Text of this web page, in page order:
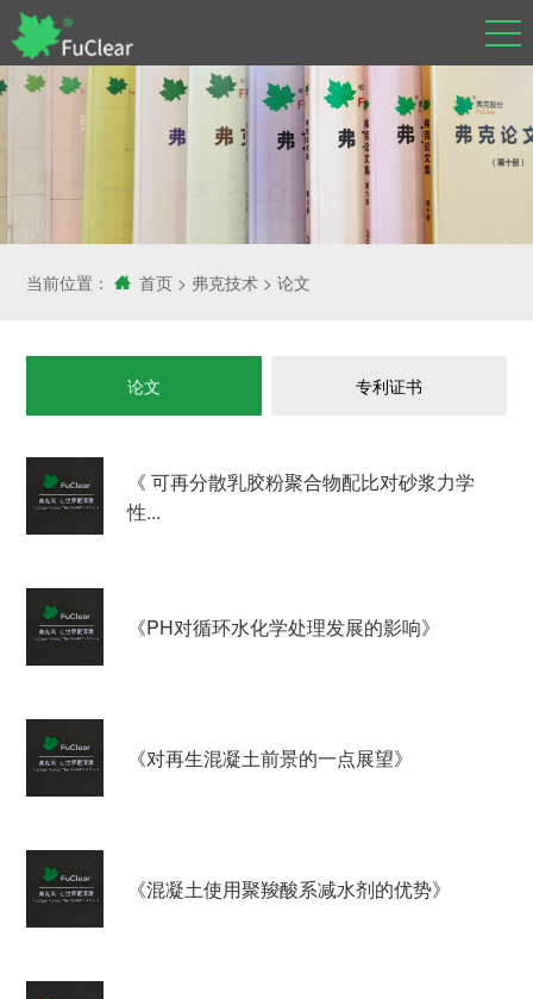
当前位置： 首页 > 弗克技术 >论文
论文 专利证书
《 可再分散乳胶粉聚合物配比对砂浆力学
性...
《PH对循环水化学处理发展的影响》
《对再生混凝土前景的一点展望》
《混凝土使用聚羧酸系减水剂的优势》